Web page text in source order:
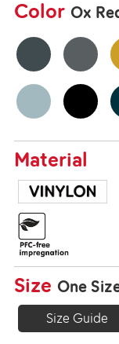
Color Ox
Material
Size One
Size Guide